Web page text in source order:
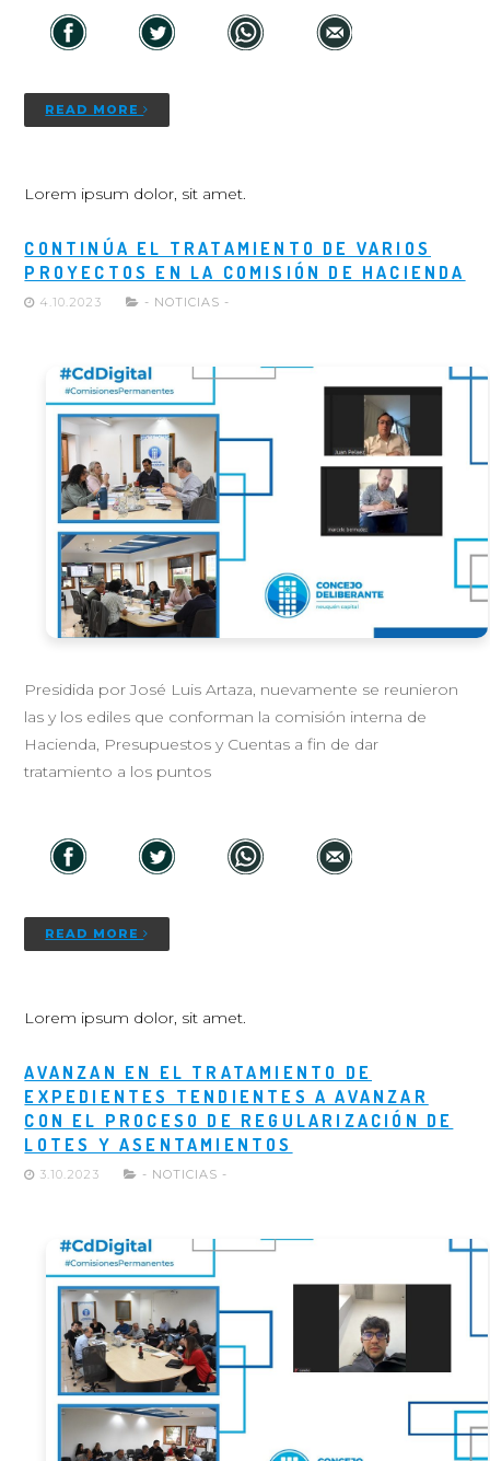
READ MORE
Lorem ipsum dolor, sit amet.
CONTINÚA EL TRATAMIENTO DE VARIOS
PROYECTOS EN LA COMISIÓN DE HACIENDA
4.10.2023 - NOTICIAS -
Presidida por José Luis Artaza, nuevamente se reunieron
las y los ediles que conforman la comisión interna de
Hacienda, Presupuestos y Cuentas a fin de dar
tratamiento a los puntos
READ MORE
Lorem ipsum dolor, sit amet.
AVANZAN EN EL TRATAMIENTO DE
EXPEDIENTES TENDIENTES A AVANZAR
CON EL PROCESO DE REGULARIZACIÓN DE
LOTES Y ASENTAMIENTOS
3.10.2023 - NOTICIAS -